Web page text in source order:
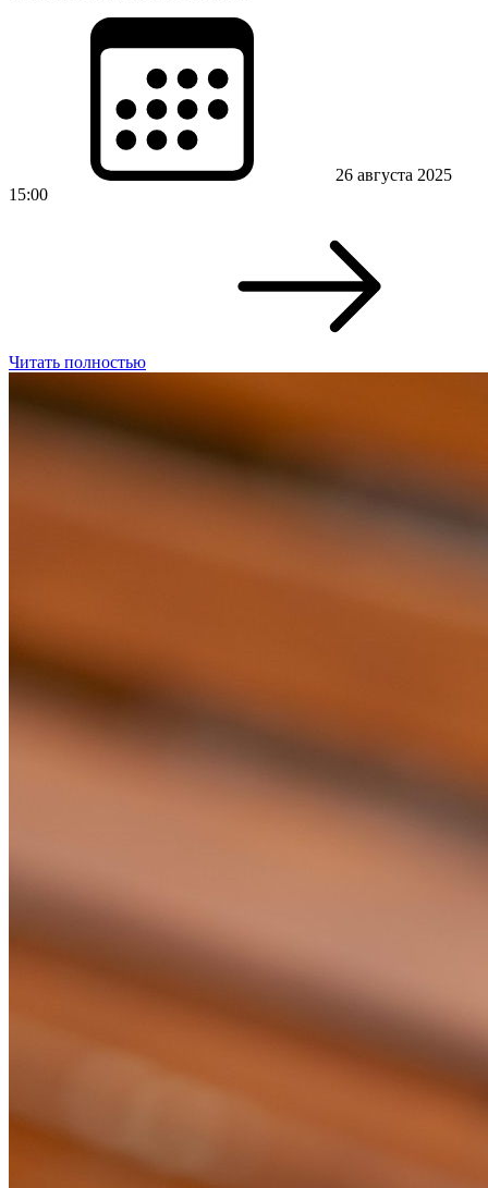
26 августа 2025
15:00
Читать полностью